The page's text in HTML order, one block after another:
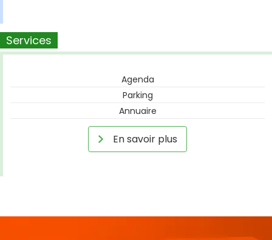
Services
Agenda
Parking
Annuaire
En savoir plus